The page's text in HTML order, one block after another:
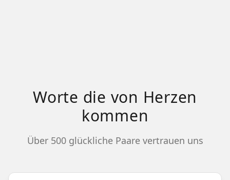
Worte die von Herzen
kommen
Über 500 glückliche Paare vertrauen uns